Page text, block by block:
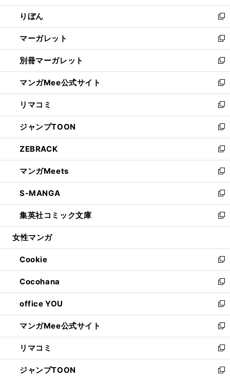
開
く
ウ
で
開
く
ン
ド
ウ
で
開
く
ウ
ィ
ン
ド
ウ
で
開
く
りぼん
新
し
い
ウ
ィ
ン
ド
ウ
で
開
く
マーガレット
新
し
い
ウ
ィ
ン
ド
ウ
で
開
く
別冊マーガレット
新
し
い
ウ
ィ
ン
ド
ウ
で
開
く
マンガMee公式サイト
新
し
い
ウ
ィ
ン
ド
ウ
で
開
く
リマコミ
新
し
い
ウ
ィ
ン
ド
ウ
で
開
く
ジャンプTOON
新
し
い
ウ
ィ
ン
ド
ウ
で
開
ZEBRACK
新
し
い
ウ
ィ
ン
ド
ウ
開
く
マンガMeets
新
し
い
ウ
ィ
ン
ウ
で
開
く
S-MANGA
新
し
い
ウ
ン
ド
ウ
で
開
く
集英社コミック文庫
新
し
ウ
ィ
ン
ド
ウ
で
開
く
女性マンガ
Cookie
新
し
い
ウ
ィ
ン
ド
ウ
で
開
く
Cocohana
新
し
い
ウ
ィ
ン
ド
ウ
で
office YOU
新
し
い
ウ
ィ
ン
ド
マンガMee公式サイト
新
し
い
ウ
ィ
リマコミ
新
し
い
ジャンプTOON
新